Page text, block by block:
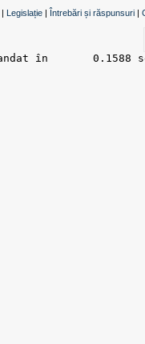
| Legislație | Întrebări și răspunsuri |
randat în